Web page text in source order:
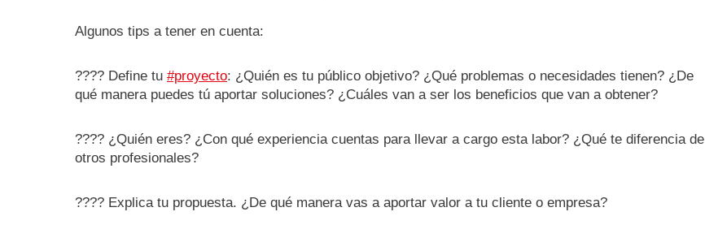
Algunos tips a tener en cuenta:
???? Define tu #proyecto: ¿Quién es tu público objetivo? ¿Qué problemas o necesidades tienen? ¿De
qué manera puedes tú aportar soluciones? ¿Cuáles van a ser los beneficios que van a obtener?
???? ¿Quién eres? ¿Con qué experiencia cuentas para llevar a cargo esta labor? ¿Qué te diferencia de
otros profesionales?
???? Explica tu propuesta. ¿De qué manera vas a aportar valor a tu cliente o empresa?